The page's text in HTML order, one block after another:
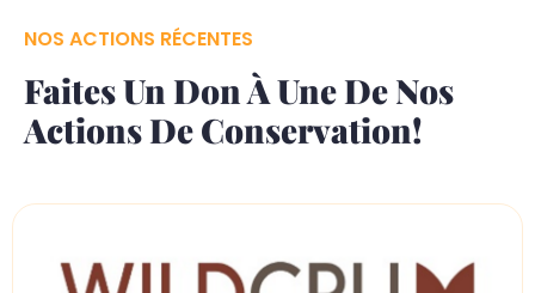
NOS ACTIONS RÉCENTES
Faites Un Don À Une De Nos
Actions De Conservation!